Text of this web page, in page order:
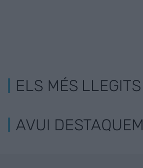
ELS MÉS LLEGITS
AVUI DESTAQUEM